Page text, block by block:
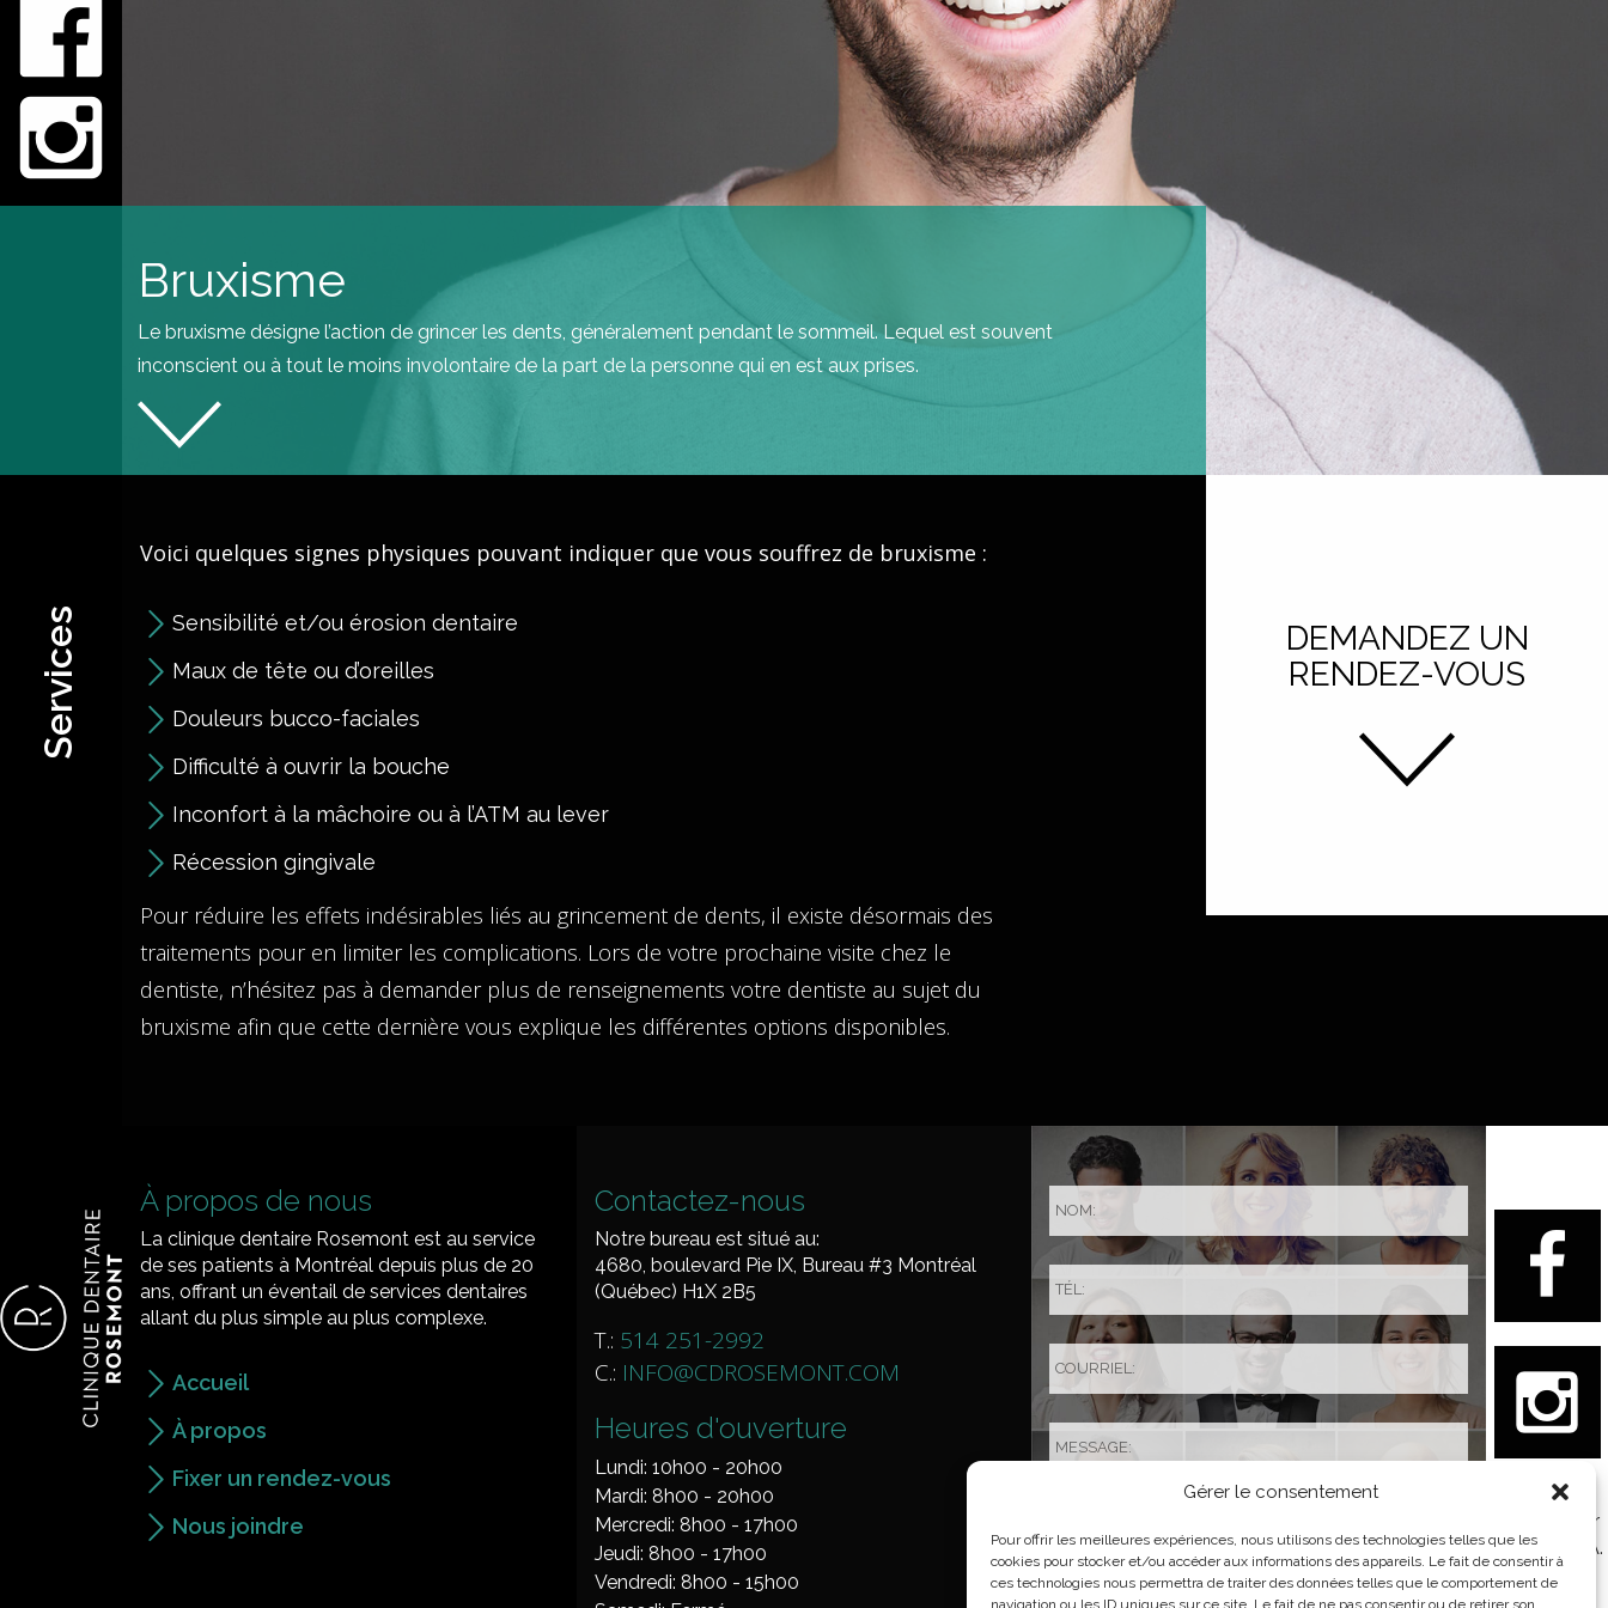
Gérer le consentement
Pour offrir les meilleures expériences, nous utilisons des technologies telles que les
cookies pour stocker et/ou accéder aux informations des appareils. Le fait de consentir à
ces technologies nous permettra de traiter des données telles que le comportement de
navigation ou les ID uniques sur ce site. Le fait de ne pas consentir ou de retirer son
Bruxisme
Le bruxisme désigne l’action de grincer les dents, généralement pendant le sommeil. Lequel est souvent
inconscient ou à tout le moins involontaire de la part de la personne qui en est aux prises.
Services
DEMANDEZ UN
RENDEZ-VOUS
Voici quelques signes physiques pouvant indiquer que vous souffrez de bruxisme :
Sensibilité et/ou érosion dentaire
Maux de tête ou d’oreilles
Douleurs bucco-faciales
Difficulté à ouvrir la bouche
Inconfort à la mâchoire ou à l’ATM au lever
Récession gingivale
Pour réduire les effets indésirables liés au grincement de dents, il existe désormais des
traitements pour en limiter les complications. Lors de votre prochaine visite chez le
dentiste, n’hésitez pas à demander plus de renseignements votre dentiste au sujet du
bruxisme afin que cette dernière vous explique les différentes options disponibles.
À propos de nous
La clinique dentaire Rosemont est au service
de ses patients à Montréal depuis plus de 20
ans, offrant un éventail de services dentaires
allant du plus simple au plus complexe.
Accueil
À propos
Fixer un rendez-vous
Nous joindre
Contactez-nous
Notre bureau est situé au:
4680, boulevard Pie IX, Bureau #3 Montréal
(Québec) H1X 2B5
T.: 514 251-2992
C.: INFO@CDROSEMONT.COM
Heures d'ouverture
Lundi: 10h00 - 20h00
Mardi: 8h00 - 20h00
Mercredi: 8h00 - 17h00
Jeudi: 8h00 - 17h00
Vendredi: 8h00 - 15h00
Ce site est
protégé par
reCAPTCHA.
Les
règles de